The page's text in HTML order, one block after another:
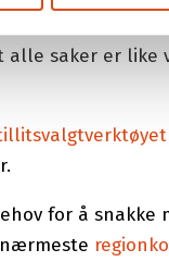
saker er
for å snakke